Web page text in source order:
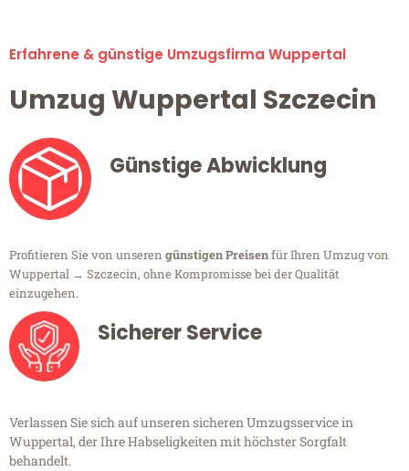
Erfahrene & günstige Umzugsfirma Wuppertal
Umzug Wuppertal Szczecin
Günstige Abwicklung
Profitieren Sie von unseren günstigen Preisenfür Ihren Umzug von
Wuppertal → Szczecin, ohne Kompromisse bei der Qualität
einzugehen.
Sicherer Service
Verlassen Sie sich auf unseren sicheren Umzugsservice in
Wuppertal, der Ihre Habseligkeiten mit höchster Sorgfalt
behandelt.